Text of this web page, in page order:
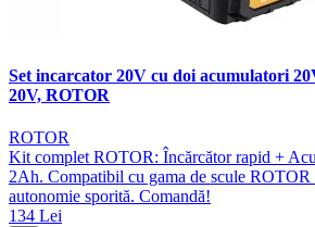
Set incarcator 20V cu doi acumulatori
20V, ROTOR
ROTOR
Kit complet ROTOR: Încărcător rapid +
2Ah. Compatibil cu gama de scule
autonomie sporită. Comandă!
134 Lei